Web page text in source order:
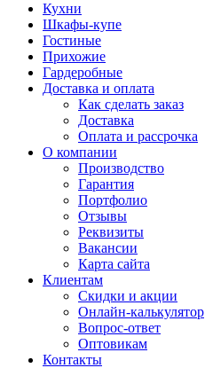
Кухни
Шкафы-купе
Гостиные
Прихожие
Гардеробные
Доставка и оплата
Как сделать заказ
Доставка
Оплата и рассрочка
О компании
Производство
Гарантия
Портфолио
Отзывы
Реквизиты
Вакансии
Карта сайта
Клиентам
Скидки и акции
Онлайн-калькулятор
Вопрос-ответ
Оптовикам
Контакты